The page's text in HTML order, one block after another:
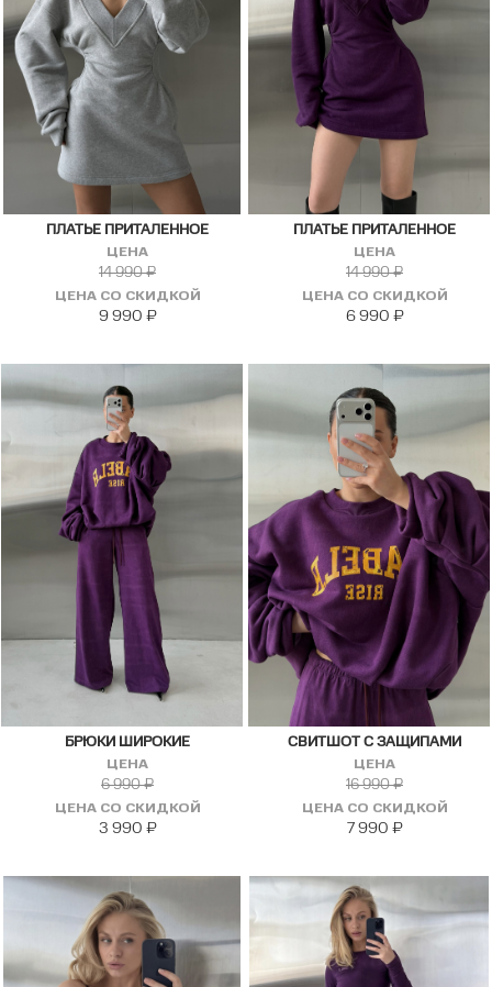
ПЛАТЬЕ ПРИТАЛЕННОЕ
ЦЕНА
14 990₽
ЦЕНА СО СКИДКОЙ
9 990 ₽
ПЛАТЬЕ ПРИТАЛЕННОЕ
ЦЕНА
14 990₽
ЦЕНА СО СКИДКОЙ
6 990 ₽
БРЮКИ ШИРОКИЕ
ЦЕНА
6 990₽
ЦЕНА СО СКИДКОЙ
3 990 ₽
СВИТШОТ С ЗАЩИПАМИ
ЦЕНА
16 990₽
ЦЕНА СО СКИДКОЙ
7 990 ₽